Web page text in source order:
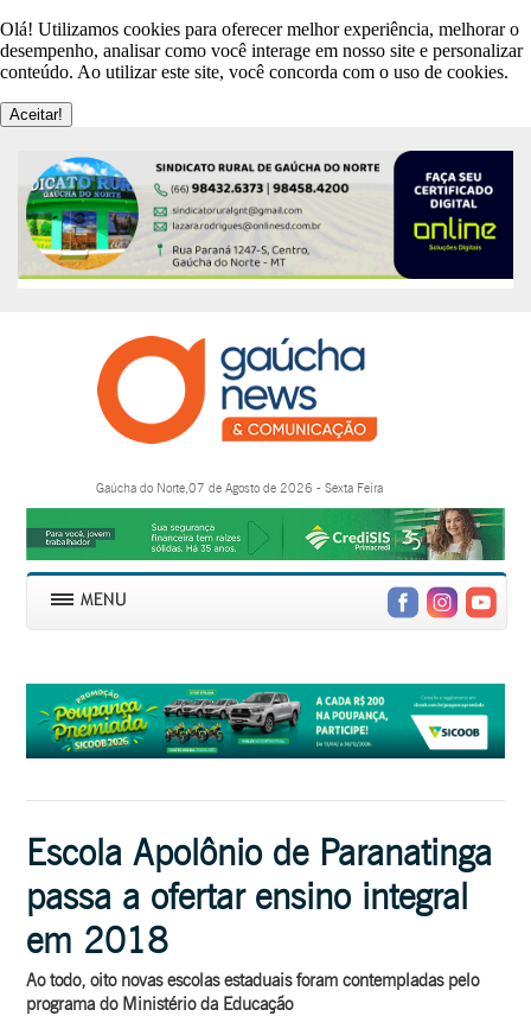
Olá! Utilizamos cookies para oferecer melhor experiência, melhorar o
desempenho, analisar como você interage em nosso site e personalizar
conteúdo. Ao utilizar este site, você concorda com o uso de cookies.
Aceitar!
Gaúcha do Norte,07 de Agosto de 2026 - Sexta Feira
Escola Apolônio de Paranatinga
passa a ofertar ensino integral
em 2018
Ao todo, oito novas escolas estaduais foram contempladas pelo
programa do Ministério da Educação